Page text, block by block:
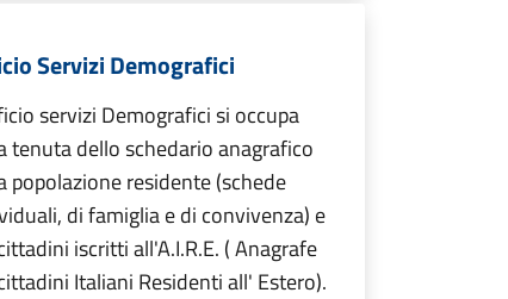
Servizi Demografici
servizi Demografici si occupa
tenuta dello schedario anagrafico
popolazione residente (schede
di famiglia e di convivenza) e
iscritti all'A.I.R.E. ( Anagrafe
Italiani Residenti all' Estero).